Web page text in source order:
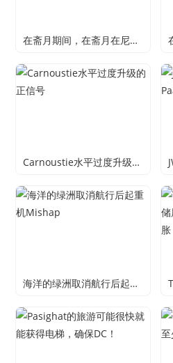
在斋月期间，在斋月在尼罗广场的四季酒店的眼睛在斋月期间的节奏
Carnoustie水平过度升级的正信号
海洋的绿洲取消航行后起重机Mishap